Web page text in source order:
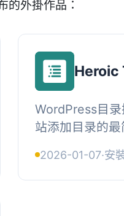
外掛作品：
Heroic
WordPress目
站添加目录的
录块自动检测
2026-01-07·安